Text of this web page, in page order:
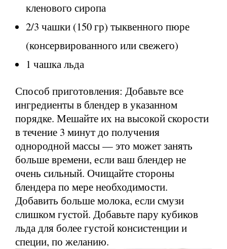
кленового сиропа
2/3 чашки (150 гр) тыквенного пюре
(консервированного или свежего)
1 чашка льда
Способ приготовления: Добавьте все
ингредиенты в блендер в указанном
порядке. Мешайте их на высокой скорости
в течение 3 минут до получения
однородной массы — это может занять
больше времени, если ваш блендер не
очень сильный. Очищайте стороны
блендера по мере необходимости.
Добавить больше молока, если смузи
слишком густой. Добавьте пару кубиков
льда для более густой консистенции и
специи, по желанию.